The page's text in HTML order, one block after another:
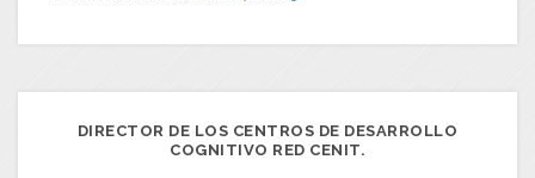
DIRECTOR DE LOS CENTROS DE DESARROLLO
COGNITIVO RED CENIT.